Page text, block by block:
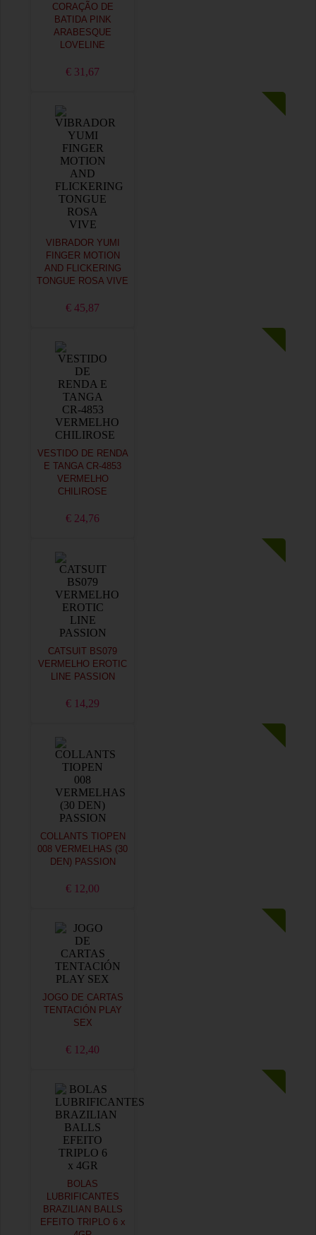
CORAÇÃO DE
BATIDA PINK
ARABESQUE
LOVELINE
€ 31,67
VIBRADOR YUMI
FINGER MOTION
AND FLICKERING
TONGUE ROSA VIVE
€ 45,87
VESTIDO DE RENDA
E TANGA CR-4853
VERMELHO
CHILIROSE
€ 24,76
CATSUIT BS079
VERMELHO EROTIC
LINE PASSION
€ 14,29
COLLANTS TIOPEN
008 VERMELHAS (30
DEN) PASSION
€ 12,00
JOGO DE CARTAS
TENTACIÓN PLAY
SEX
€ 12,40
BOLAS
LUBRIFICANTES
BRAZILIAN BALLS
EFEITO TRIPLO 6 x